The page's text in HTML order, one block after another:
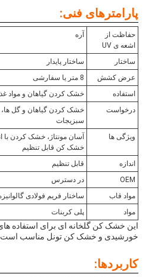
پارامترهای فنی:
حفاظت از
اشعه ی UV
آره
ساختار
ساختار پایدار
عرض کشش
8 متر یا سفارشی
استفاده
خشک کردن گیاهان و مواد
درخواست
خشک کردن گیاهان و گل
سبزیجات
ویژگی ها
آسان مونتاژ، خشک کردن
خشک کن قابل تنظیم
اندازه
قابل تنظیم
OEM
در دسترس
مواد قاب
ساختار فریم فولادی
مواد
پلی کربنات
این خشک کن گلخانه ای برای استفاده
خورشیدی و خشک کن تونل مناسب
کاربردها: